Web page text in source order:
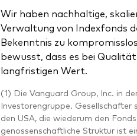
Wir haben nachhaltige,
Verwaltung von Indexfonds
Bekenntnis zu
bewusst, dass es bei
langfristigen Wert.
(1) Die Vanguard Group, Inc. in
Investorengruppe. Gesellschafter
den USA, die wiederum den
genossenschaftliche Struktur ist